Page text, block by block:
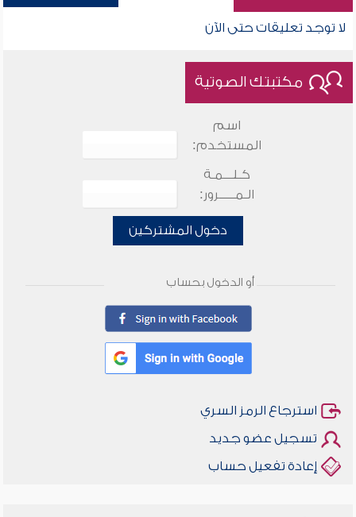
لا توجد تعليقات حتى الآن
مكتبتك الصوتية
اسم
المستخدم:
كـلـــمـة
الـمـــــرور:
دخول المشتركين
أو الدخول بحساب
استرجاع الرمز السري
تسجيل عضو جديد
إعادة تفعيل حساب